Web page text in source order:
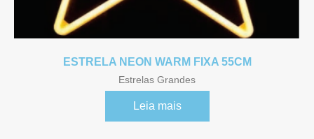
ESTRELA NEON WARM FIXA 55CM
Estrelas Grandes
Leia mais